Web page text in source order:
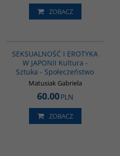
ZOBACZ
SEKSUALNOŚĆ I EROTYKA
W JAPONII Kultura -
Sztuka - Społeczeństwo
Matusiak Gabriela
60.00PLN
ZOBACZ